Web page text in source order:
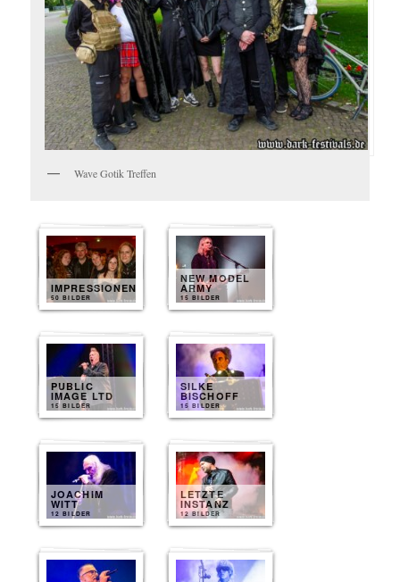
Wave Gotik Treffen
IMPRESSIONEN
50 BILDER
NEW MODEL
ARMY
15 BILDER
PUBLIC
IMAGE LTD
15 BILDER
SILKE
BISCHOFF
15 BILDER
JOACHIM
WITT
12 BILDER
LETZTE
INSTANZ
12 BILDER